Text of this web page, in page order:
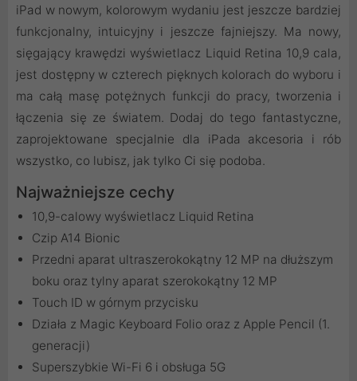
iPad w nowym, kolorowym wydaniu jest jeszcze bardziej
funkcjonalny, intuicyjny i jeszcze fajniejszy. Ma nowy,
sięgający krawędzi wyświetlacz Liquid Retina 10,9 cala,
jest dostępny w czterech pięknych kolorach do wyboru i
ma całą masę potężnych funkcji do pracy, tworzenia i
łączenia się ze światem. Dodaj do tego fantastyczne,
zaprojektowane specjalnie dla iPada akcesoria i rób
wszystko, co lubisz, jak tylko Ci się podoba.
Najważniejsze cechy
10,9-calowy wyświetlacz Liquid Retina
Czip A14 Bionic
Przedni aparat ultraszerokokątny 12 MP na dłuższym
boku oraz tylny aparat szerokokątny 12 MP
Touch ID w górnym przycisku
Działa z Magic Keyboard Folio oraz z Apple Pencil (1.
generacji)
Superszybkie Wi-Fi 6 i obsługa 5G